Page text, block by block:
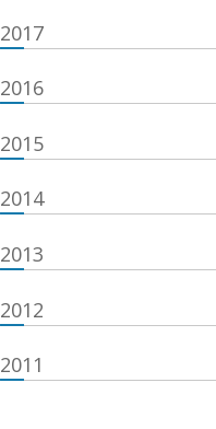
2017
2016
2015
2014
2013
2012
2011